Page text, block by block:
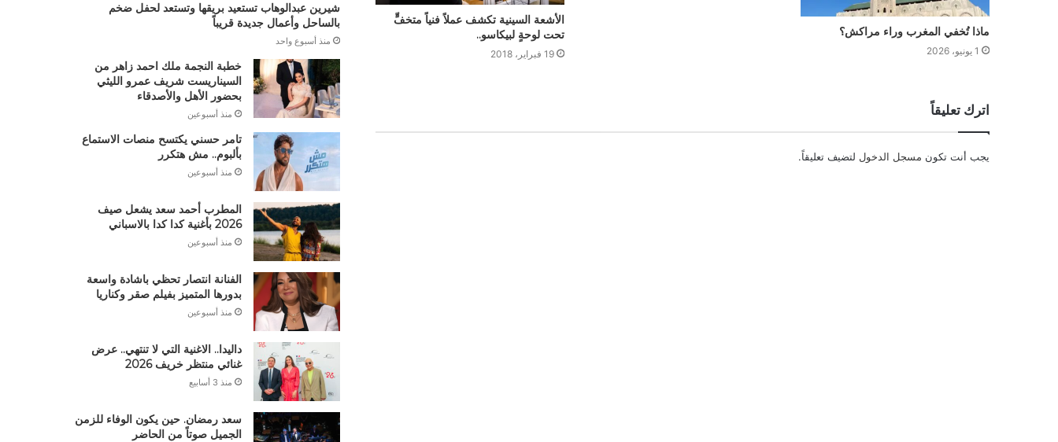
ماذا تُخفي المغرب وراء مراكش؟
1 يونيو، 2026
الأشعة السينية تكشف عملاً فنياً متخفٍّ
تحت لوحةٍ لبيكاسو..
19 فبراير، 2018
اترك تعليقاً
يجب أنت تكون مسجل الدخول لتضيف تعليقاً.
شيرين عبدالوهاب تستعيد بريقها وتستعد لحفل ضخم
بالساحل وأعمال جديدة قريباً
منذ أسبوع واحد
خطبة النجمة ملك احمد زاهر من
السيناريست شريف عمرو الليثي
بحضور الأهل والأصدقاء
منذ أسبوعين
تامر حسني يكتسح منصات الاستماع
بألبوم.. مش هتكرر
منذ أسبوعين
المطرب أحمد سعد يشعل صيف
2026 بأغنية كدا كدا بالاسباني
منذ أسبوعين
الفنانة انتصار تحظي باشادة واسعة
بدورها المتميز بفيلم صقر وكناريا
منذ أسبوعين
داليدا.. الاغنية التي لا تنتهي.. عرض
غنائي منتظر خريف 2026
منذ 3 أسابيع
سعد رمضان. حين يكون الوفاء للزمن
الجميل صوتاً من الحاضر